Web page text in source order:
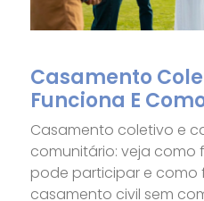
Casamento
Funciona E
Casamento coletivo e
comunitário: veja como
pode participar e como
casamento civil sem